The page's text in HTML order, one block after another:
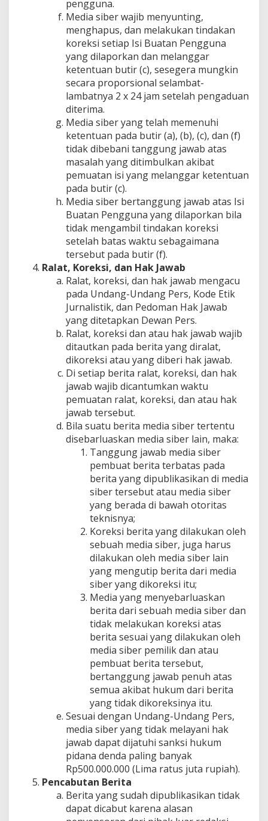
pengguna.
Media siber wajib menyunting,
menghapus, dan melakukan tindakan
koreksi setiap Isi Buatan Pengguna
yang dilaporkan dan melanggar
ketentuan butir (c), sesegera mungkin
secara proporsional selambat-
lambatnya 2 x 24 jam setelah pengaduan
diterima.
Media siber yang telah memenuhi
ketentuan pada butir (a), (b), (c), dan (f)
tidak dibebani tanggung jawab atas
masalah yang ditimbulkan akibat
pemuatan isi yang melanggar ketentuan
pada butir (c).
Media siber bertanggung jawab atas Isi
Buatan Pengguna yang dilaporkan bila
tidak mengambil tindakan koreksi
setelah batas waktu sebagaimana
tersebut pada butir (f).
Ralat, Koreksi, dan Hak Jawab
Ralat, koreksi, dan hak jawab mengacu
pada Undang-Undang Pers, Kode Etik
Jurnalistik, dan Pedoman Hak Jawab
yang ditetapkan Dewan Pers.
Ralat, koreksi dan atau hak jawab wajib
ditautkan pada berita yang diralat,
dikoreksi atau yang diberi hak jawab.
Di setiap berita ralat, koreksi, dan hak
jawab wajib dicantumkan waktu
pemuatan ralat, koreksi, dan atau hak
jawab tersebut.
Bila suatu berita media siber tertentu
disebarluaskan media siber lain, maka:
Tanggung jawab media siber
pembuat berita terbatas pada
berita yang dipublikasikan di media
siber tersebut atau media siber
yang berada di bawah otoritas
teknisnya;
Koreksi berita yang dilakukan oleh
sebuah media siber, juga harus
dilakukan oleh media siber lain
yang mengutip berita dari media
siber yang dikoreksi itu;
Media yang menyebarluaskan
berita dari sebuah media siber dan
tidak melakukan koreksi atas
berita sesuai yang dilakukan oleh
media siber pemilik dan atau
pembuat berita tersebut,
bertanggung jawab penuh atas
semua akibat hukum dari berita
yang tidak dikoreksinya itu.
Sesuai dengan Undang-Undang Pers,
media siber yang tidak melayani hak
jawab dapat dijatuhi sanksi hukum
pidana denda paling banyak
Rp500.000.000 (Lima ratus juta rupiah).
Pencabutan Berita
Berita yang sudah dipublikasikan tidak
dapat dicabut karena alasan